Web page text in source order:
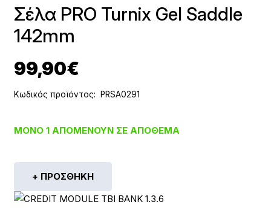
Σέλα PRO Turnix Gel Saddle
142mm
99,90€
Κωδικός προϊόντος: PRSA0291
ΜΌΝΟ 1 ΑΠΟΜΈΝΟΥΝ ΣΕ ΑΠΌΘΕΜΑ
+ ΠΡΟΣΘΉΚΗ